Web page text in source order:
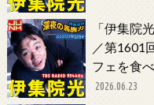
「伊集院
／第1601
フェを食
2026.06.23